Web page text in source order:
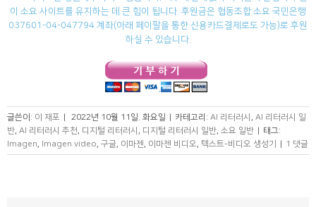
이 소요 사이트를 유지하는 데 큰 힘이 됩니다. 후원금은 협동조합 소요 국민은행
037601-04-047794 계좌(아래 페이팔을 통한 신용카드결제로도 가능)로 후원
하실 수 있습니다.
글쓴이: 이 재포 | 2022년 10월 11일. 화요일 | 카테고리: AI 리터러시 , AI 리터러시 일
반, AI 리터러시 추천, 디지털 리터러시 , 디지털 리터러시 일반, 소요 일반 | 태그:
Imagen, Imagen video, 구글, 이마젠, 이마젠 비디오, 텍스트-비디오 생성기 | 1 댓글